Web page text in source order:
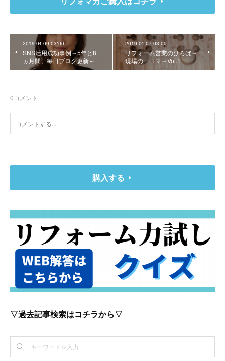
2019.04.09 03:00
SNS活用成功事例～5年と8
ヵ月間、毎日ブログ更新～
2019.04.07 03:00
リフォーム営業のひろば～
現場の一コマ～Vol.1
0コメント
購入する
▽過去記事検索はコチラから▽